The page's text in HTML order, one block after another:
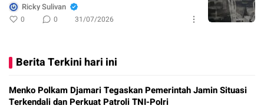
Ricky Sulivan
0 0 31/07/2026
Berita Terkini hari ini
Menko Polkam Djamari Tegaskan Pemerintah Jamin Situasi
Terkendali dan Perkuat Patroli TNI-Polri